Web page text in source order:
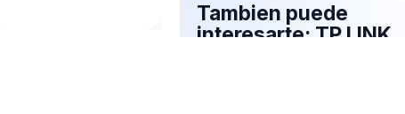
Tambien puede
interesarte: TP LINK